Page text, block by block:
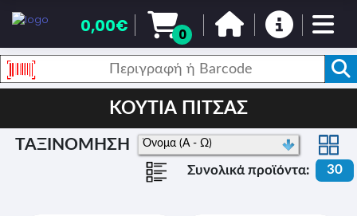
0,00€ 0
ΚΟΥΤΙΑ ΠΙΤΣΑΣ
ΤΑΞΙΝΟΜΗΣΗ
Συνολικά προϊόντα: 30